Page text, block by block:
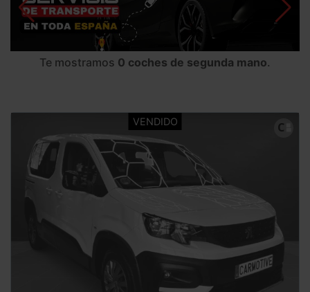
Te mostramos 0 coches de segunda mano.